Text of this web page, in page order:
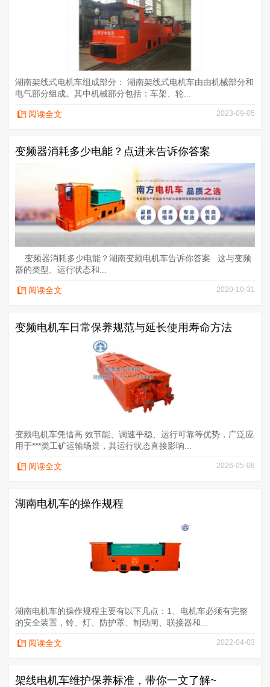
湖南架线式电机车组成部分： 湖南架线式电机车由由机械部分和
电气部分组成。其中机械部分包括：车架、轮...
阅读全文 2023-09-05
变频器消耗多少电能？点进来告诉你答案
变频器消耗多少电能？湖南变频电机车告诉你答案 这与变频
器的类型、运行状态和...
阅读全文 2020-10-31
变频电机车日常保养规范与延长使用寿命方法
变频电机车凭借高 效节能、调速平稳、运行可靠等优势，广泛应
用于***类工矿运输场景，其运行状态直接影响...
阅读全文 2026-05-08
湖南电机车的操作规程
湖南电机车的操作规程主要有以下几点：1、电机车必须有完整
的安全装置，铃、灯、防护罩、制动闸、联接器和...
阅读全文 2022-04-03
架线电机车维护保养标准，带你一文了解~